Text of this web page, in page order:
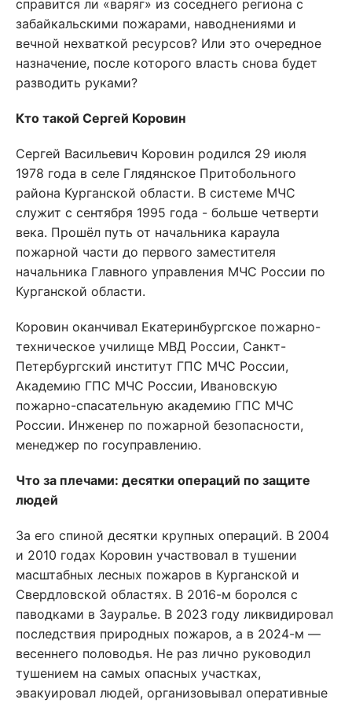
справится ли «варяг» из соседнего региона с
забайкальскими пожарами, наводнениями и
вечной нехваткой ресурсов? Или это очередное
назначение, после которого власть снова будет
разводить руками?
Кто такой Сергей Коровин
Сергей Васильевич Коровин родился 29 июля
1978 года в селе Глядянское Притобольного
района Курганской области. В системе МЧС
служит с сентября 1995 года - больше четверти
века. Прошёл путь от начальника караула
пожарной части до первого заместителя
начальника Главного управления МЧС России по
Курганской области.
Коровин оканчивал Екатеринбургское пожарно-
техническое училище МВД России, Санкт-
Петербургский институт ГПС МЧС России,
Академию ГПС МЧС России, Ивановскую
пожарно-спасательную академию ГПС МЧС
России. Инженер по пожарной безопасности,
менеджер по госуправлению.
Что за плечами: десятки операций по защите
людей
За его спиной десятки крупных операций. В 2004
и 2010 годах Коровин участвовал в тушении
масштабных лесных пожаров в Курганской и
Свердловской областях. В 2016-м боролся с
паводками в Зауралье. В 2023 году ликвидировал
последствия природных пожаров, а в 2024-м —
весеннего половодья. Не раз лично руководил
тушением на самых опасных участках,
эвакуировал людей, организовывал оперативные